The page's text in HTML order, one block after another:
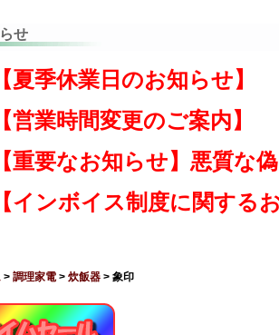
せ
【夏季休業日のお知らせ】
【営業時間変更のご案内】
【重要なお知らせ】悪質な
【インボイス制度に関する
> 調理家電 > 炊飯器 > 象印